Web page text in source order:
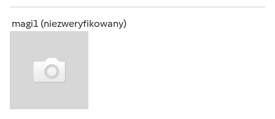
magi1 (niezweryfikowany)